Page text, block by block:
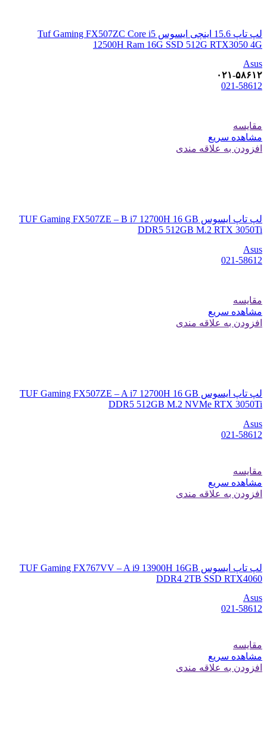
لپ تاپ 15.6 اینچی ایسوس Tuf Gaming FX507ZC Core i5
12500H Ram 16G SSD 512G RTX3050 4G
Asus
۰۲۱-۵۸۶۱۲
021-58612
مقایسه
مشاهده سریع
افزودن به علاقه مندی
لپ تاپ ایسوس TUF Gaming FX507ZE – B i7 12700H 16 GB
DDR5 512GB M.2 RTX 3050Ti
Asus
021-58612
مقایسه
مشاهده سریع
افزودن به علاقه مندی
لپ تاپ ایسوس TUF Gaming FX507ZE – A i7 12700H 16 GB
DDR5 512GB M.2 NVMe RTX 3050Ti
Asus
021-58612
مقایسه
مشاهده سریع
افزودن به علاقه مندی
لپ تاپ ایسوس TUF Gaming FX767VV – A i9 13900H 16GB
DDR4 2TB SSD RTX4060
Asus
021-58612
مقایسه
مشاهده سریع
افزودن به علاقه مندی